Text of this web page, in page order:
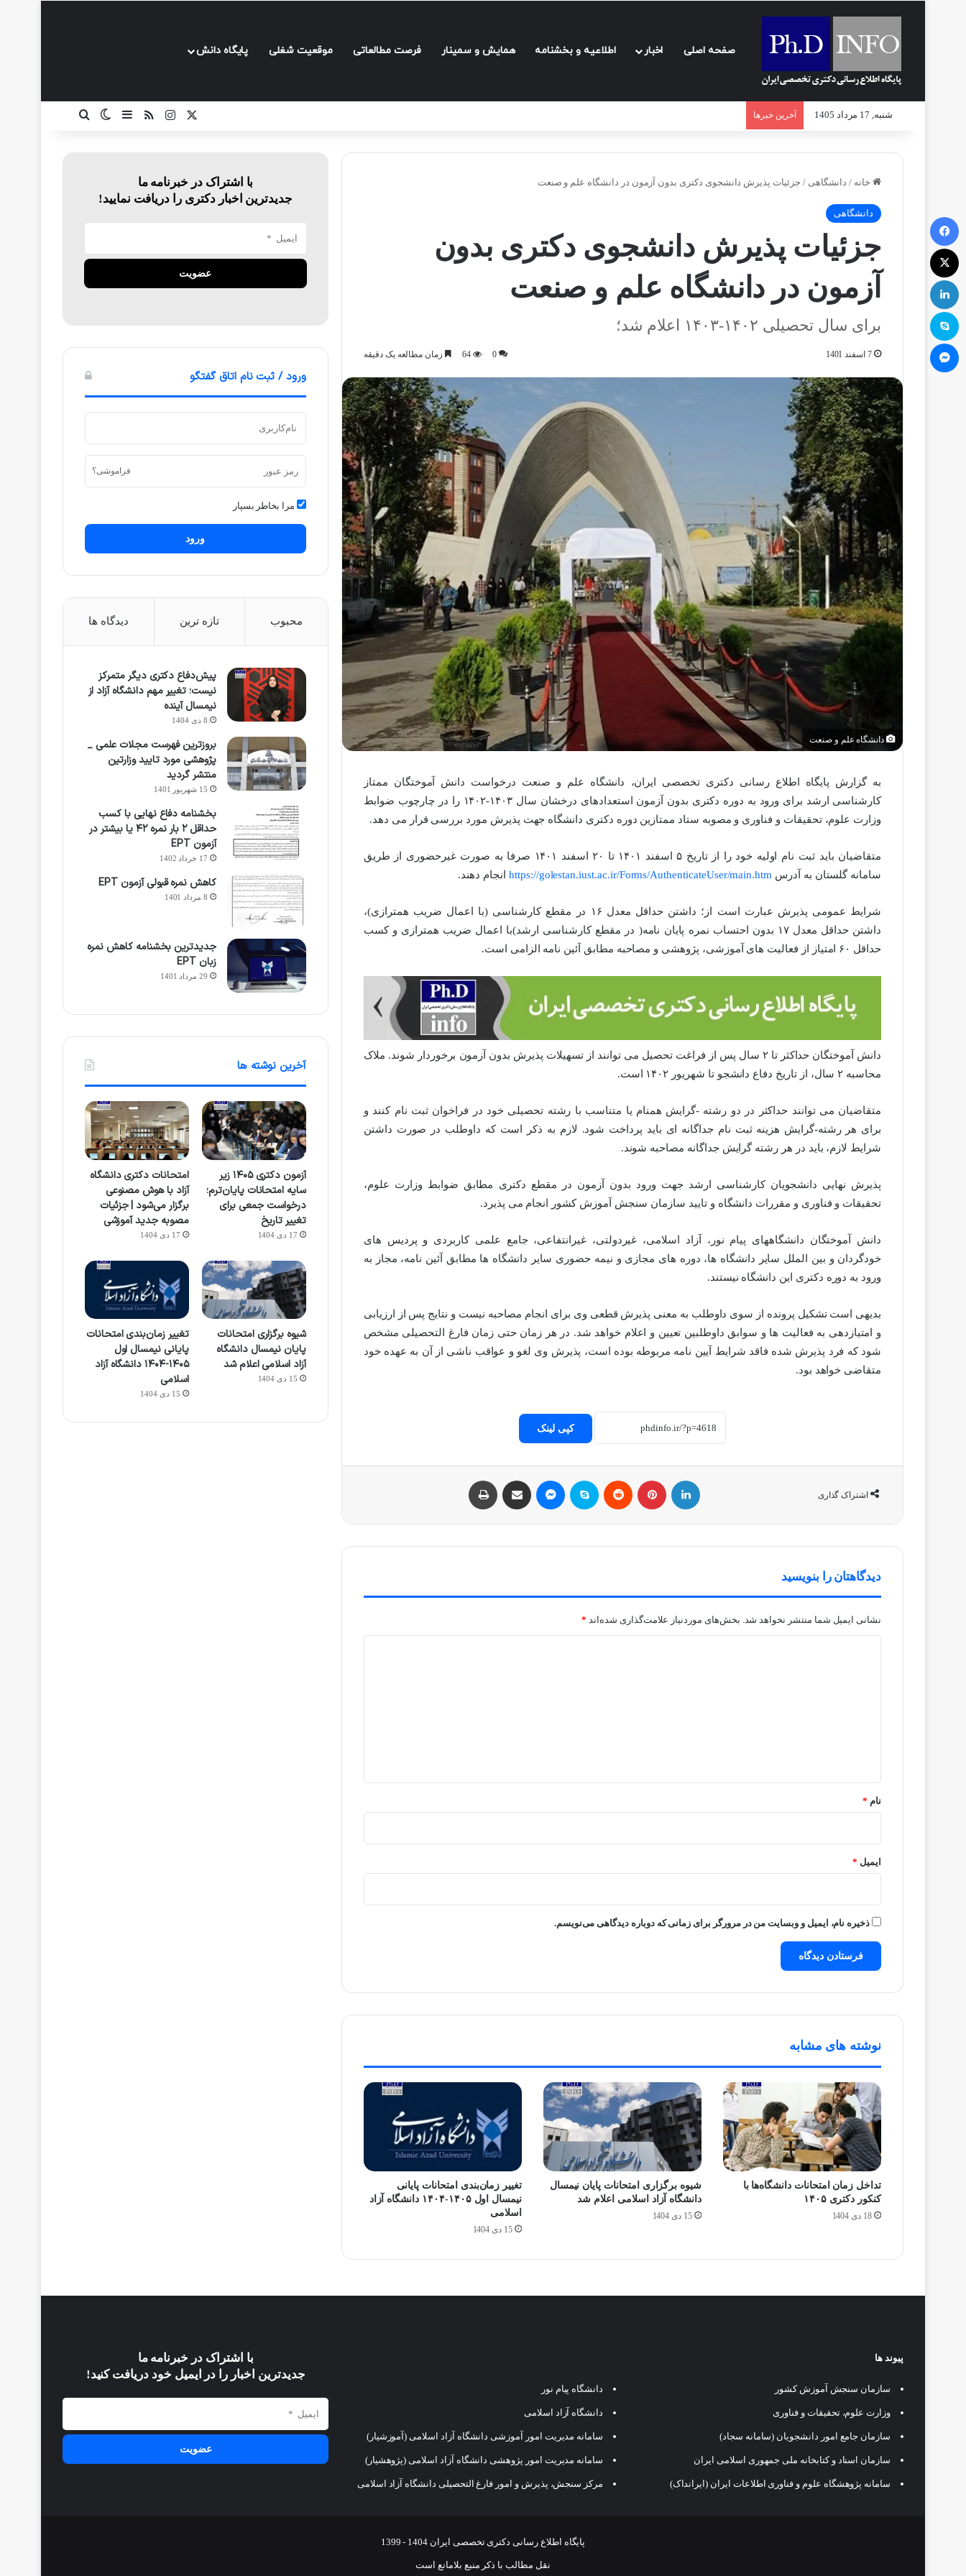
صفحه اصلی اخبار اطلاعیه و بخشنامه‌ همایش و سمینار فرصت مطالعاتی موقعیت شغلی پایگاه دانش
شنبه, 17 مرداد 1405 آخرین خبرها ایکساینستاگرام
خوراکسایدبارتغییر پوسته
خانه / دانشگاهی / جزئیات پذیرش دانشجوی دکتری بدون آزمون در دانشگاه علم و صنعت
دانشگاهی
جزئیات پذیرش دانشجوی دکتری بدون
آزمون در دانشگاه علم و صنعت
برای سال تحصیلی ۱۴۰۲-۱۴۰۳ اعلام شد؛
7 اسفند 1401 0
64 زمان مطالعه یک دقیقه
دانشگاه علم و صنعت
به گزارش پایگاه اطلاع رسانی دکتری تخصصی ایران، دانشگاه علم و صنعت درخواست دانش آموختگان ممتاز
کارشناسی ارشد برای ورود به دوره دکتری بدون آزمون استعدادهای درخشان سال ۱۴۰۳-۱۴۰۲ را در چارچوب ضوابط
وزارت علوم، تحقیقات و فناوری و مصوبه ستاد ممتازین دوره دکتری دانشگاه جهت پذیرش مورد بررسی قرار می دهد.
متقاضیان باید ثبت نام اولیه خود را از تاریخ ۵ اسفند ۱۴۰۱ تا ۲۰ اسفند ۱۴۰۱ صرفا به صورت غیرحضوری از طریق
سامانه گلستان به آدرس https://golestan.iust.ac.ir/Forms/AuthenticateUser/main.htmانجام دهند.
شرایط عمومی پذیرش عبارت است از؛ داشتن حداقل معدل ۱۶ در مقطع کارشناسی (با اعمال ضریب همترازی)،
داشتن حداقل معدل ۱۷ بدون احتساب نمره پایان نامه( در مقطع کارشناسی ارشد)با اعمال ضریب همترازی و کسب
حداقل ۶۰ امتیاز از فعالیت های آموزشی، پژوهشی و مصاحبه مطابق آئین نامه الزامی است.
دانش آموختگان حداکثر تا ۲ سال پس از فراغت تحصیل می توانند از تسهیلات پذیرش بدون آزمون برخوردار شوند. ملاک
محاسبه ۲ سال، از تاریخ دفاع دانشجو تا شهریور ۱۴۰۲ است.
متقاضیان می توانند حداکثر در دو رشته -گرایش همنام یا متناسب با رشته تحصیلی خود در فراخوان ثبت نام کنند و
برای هر رشته-گرایش هزینه ثبت نام جداگانه ای باید پرداخت شود. لازم به ذکر است که داوطلب در صورت داشتن
شرایط لازم، باید در هر رشته گرایش جداگانه مصاحبه شوند.
پذیرش نهایی دانشجویان کارشناسی ارشد جهت ورود بدون آزمون در مقطع دکتری مطابق ضوابط وزارت علوم،
تحقیقات و فناوری و مقررات دانشگاه و تایید سازمان سنجش آموزش کشور انجام می پذیرد.
دانش آموختگان دانشگاههای پیام نور، آزاد اسلامی، غیردولتی، غیرانتفاعی، جامع علمی کاربردی و پردیس های
خودگردان و بین الملل سایر دانشگاه ها، دوره های مجازی و نیمه حضوری سایر دانشگاه ها مطابق آئین نامه، مجاز به
ورود به دوره دکتری این دانشگاه نیستند.
بدیهی است تشکیل پرونده از سوی داوطلب به معنی پذیرش قطعی وی برای انجام مصاحبه نیست و نتایج پس از ارزیابی
و امتیازدهی به فعالیت ها و سوابق داوطلبین تعیین و اعلام خواهد شد. در هر زمان حتی زمان فارغ التحصیلی مشخص
شود که فرد پذیرش شده فاقد شرایط آیین نامه مربوطه بوده است، پذیرش وی لغو و عواقب ناشی از آن به عهده خود
متقاضی خواهد بود.
کپی لینک
اشتراک گذاری
دیدگاهتان را بنویسید
نشانی ایمیل شما منتشر نخواهد شد. بخش‌های موردنیاز علامت‌گذاری شده‌اند *
نام *
ایمیل *
ذخیره نام، ایمیل و وبسایت من در مرورگر برای زمانی که دوباره دیدگاهی می‌نویسم.
نوشته های مشابه
تداخل زمان امتحانات دانشگاه‌ها با
کنکور دکتری ۱۴۰۵
18 دی 1404
شیوه برگزاری امتحانات پایان نیمسال
دانشگاه آزاد اسلامی اعلام شد
15 دی 1404
تغییر زمان‌بندی امتحانات پایانی
نیمسال اول ۱۴۰۵-۱۴۰۴ دانشگاه آزاد
اسلامی
15 دی 1404
با اشتراک در خبرنامه ما
جدیدترین اخبار دکتری را دریافت نمایید!
ورود / ثبت نام اتاق گفتگو
فراموشی؟
مرا بخاطر بسپار
ورود
محبوب تازه ترین دیدگاه ها
پیش‌دفاع دکتری دیگر متمرکز
نیست؛ تغییر مهم دانشگاه آزاد از
نیمسال آینده
8 دی 1404
بروزترین فهرست مجلات علمی _
پژوهشی مورد تایید وزارتین
منتشر گردید
15 شهریور 1401
بخشنامه دفاع نهایی با کسب
حداقل ۲ بار نمره ۴۲ یا بیشتر در
آزمون EPT
17 خرداد 1402
کاهش نمره قبولی آزمون EPT
8 مرداد 1401
جدیدترین بخشنامه کاهش نمره
زبان EPT
29 مرداد 1401
آخرین نوشته ها
آزمون دکتری ۱۴۰۵ زیر
سایه امتحانات پایان‌ترم؛
درخواست جمعی برای
تغییر تاریخ
17 دی 1404
امتحانات دکتری دانشگاه
آزاد با هوش مصنوعی
برگزار می‌شود | جزئیات
مصوبه جدید آموزشی
17 دی 1404
شیوه برگزاری امتحانات
پایان نیمسال دانشگاه
آزاد اسلامی اعلام شد
15 دی 1404
تغییر زمان‌بندی امتحانات
پایانی نیمسال اول
۱۴۰۵-۱۴۰۴ دانشگاه آزاد
اسلامی
15 دی 1404
پیوند ها
سازمان سنجش آموزش کشور
وزارت علوم، تحقیقات و فناوری
سازمان جامع امور دانشجویان (سامانه سجاد)
سازمان اسناد و کتابخانه ملی جمهوری اسلامی ایران
سامانه پژوهشگاه علوم و فناوری اطلاعات ایران (ایرانداک)
دانشگاه پیام نور
دانشگاه آزاد اسلامی
سامانه مدیریت امور آموزشی دانشگاه آزاد اسلامی (آموزشیار)
سامانه مدیریت امور پژوهشی دانشگاه آزاد اسلامی (پژوهشیار)
مرکز سنجش، پذیرش و امور فارغ التحصیلی دانشگاه آزاد اسلامی
با اشتراک در خبرنامه ما
جدیدترین اخبار را در ایمیل خود دریافت کنید!
پایگاه اطلاع رسانی دکتری تخصصی ایران 1404 - 1399
نقل مطالب با ذکر منبع بلامانع است